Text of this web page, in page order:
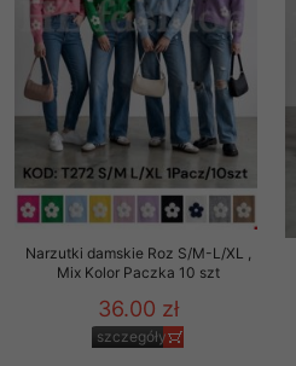
Narzutki damskie Roz S/M-L/XL ,
Mix Kolor Paczka 10 szt
36.00 zł
szczegóły